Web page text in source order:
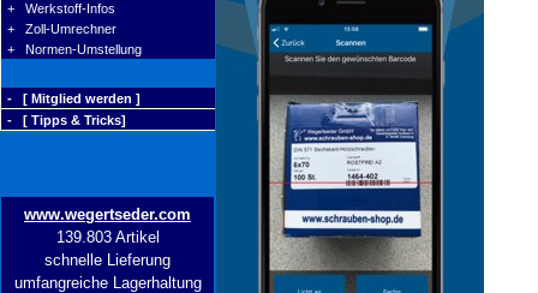
+ Werkstoff-Infos
+ Zoll-Umrechner
+ Normen-Umstellung
- [ Mitglied werden ]
- [ Tipps & Tricks]
www.wegertseder.com
139.803 Artikel
schnelle Lieferung
umfangreiche Lagerhaltung